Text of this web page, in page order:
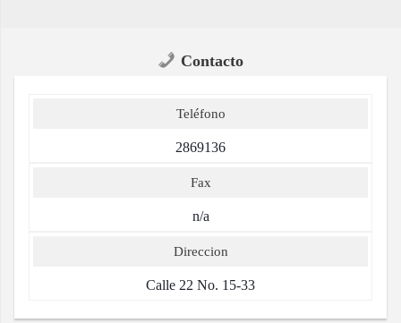
Contacto
Teléfono
2869136
Fax
n/a
Direccion
Calle 22 No. 15-33